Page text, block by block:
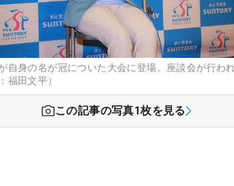
自身の名が冠についた大会に登場。座談会が行わ
福田文平）
この記事の写真1枚を見る